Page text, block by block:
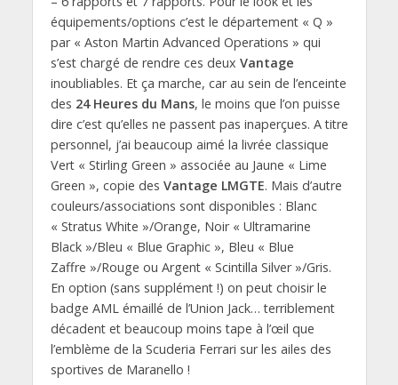
équipements/options c’est le département « Q »
par « Aston Martin Advanced Operations » qui
s’est chargé de rendre ces deux Vantage
inoubliables. Et ça marche, car au sein de l’enceinte
des 24 Heures du Mans, le moins que l’on puisse
dire c’est qu’elles ne passent pas inaperçues. A titre
personnel, j’ai beaucoup aimé la livrée classique
Vert « Stirling Green » associée au Jaune « Lime
Green », copie des Vantage LMGTE. Mais d’autre
couleurs/associations sont disponibles : Blanc
« Stratus White »/Orange, Noir « Ultramarine
Black »/Bleu « Blue Graphic », Bleu « Blue
Zaffre »/Rouge ou Argent « Scintilla Silver »/Gris.
En option (sans supplément !) on peut choisir le
badge AML émaillé de l’Union Jack… terriblement
décadent et beaucoup moins tape à l’œil que
l’emblème de la Scuderia Ferrari sur les ailes des
sportives de Maranello !